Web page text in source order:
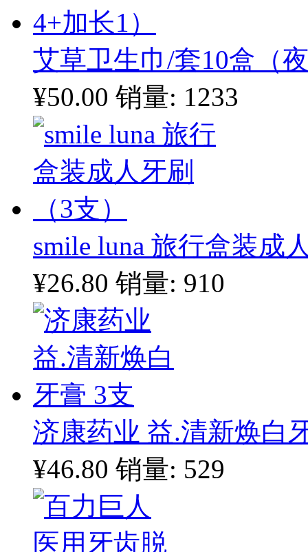
艾草卫生巾/套10盒（
¥50.00 销量: 1233
smile luna 旅行盒装成
¥26.80 销量: 910
济康药业 益.清新焕白
¥46.80 销量: 529